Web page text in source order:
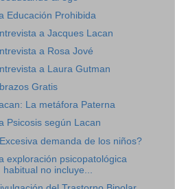
Educación Prohibida
a Jacques Lacan
a Rosa Jové
a Laura Gutman
Gratis
La metáfora Paterna
Psicosis según Lacan
demanda de los niños?
exploración psicopatológica
habitual no incluye...